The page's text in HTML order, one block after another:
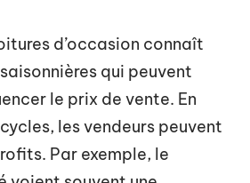
d’occasion connaît
qui peuvent
le prix de vente. En
les vendeurs peuvent
Par exemple, le